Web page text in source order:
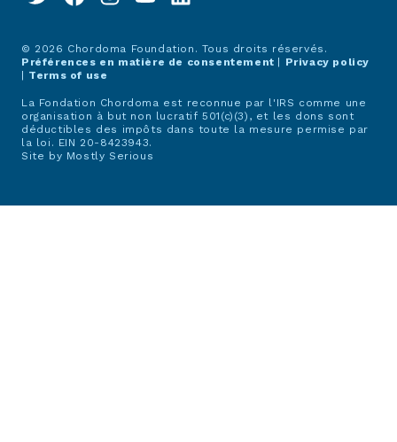
© 2026 Chordoma Foundation. Tous droits réservés.
Préférences en matière de consentement
Privacy policy
Terms of use
La Fondation Chordoma est reconnue par l'IRS comme une
organisation à but non lucratif 501(c)(3), et les dons sont
déductibles des impôts dans toute la mesure permise par
la loi. EIN 20-8423943.
Site by Mostly Serious